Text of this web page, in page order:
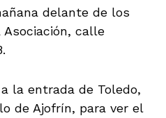
delante de los
calle
la entrada de Toledo,
de Ajofrín, para ver el